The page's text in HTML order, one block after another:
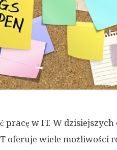
pracę w IT. W
oferuje wiele możliwości